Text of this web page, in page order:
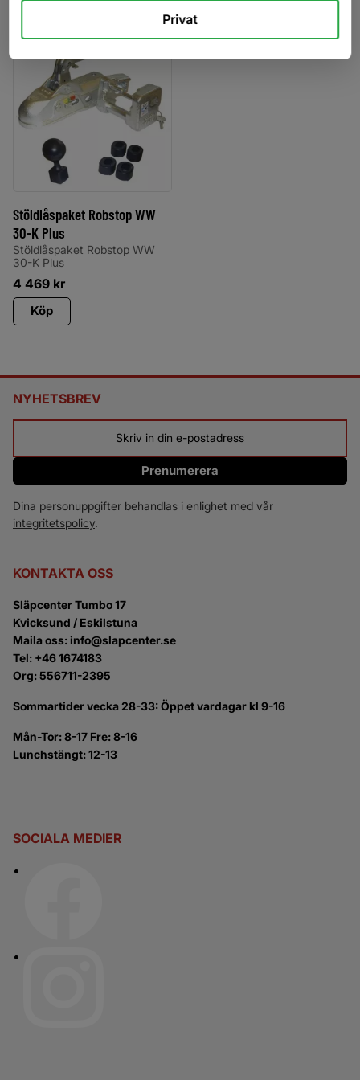
Stöldlåspaket Robstop WW
30-K Plus
Stöldlåspaket Robstop WW
30-K Plus
4 469 kr
Lägg till i favoriter
Köp
NYHETSBREV
Prenumerera
Dina personuppgifter behandlas i enlighet med vår
integritetspolicy.
KONTAKTA OSS
Släpcenter Tumbo 17
Kvicksund / Eskilstuna
Maila oss: info@slapcenter.se
Tel: +46 1674183
Org: 556711-2395
Sommartider vecka 28-33: Öppet vardagar kl 9-16
Mån-Tor: 8-17 Fre: 8-16
Lunchstängt: 12-13
SOCIALA MEDIER
Privat